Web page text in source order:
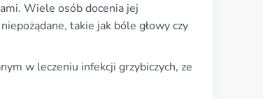
Wiele osób docenia jej
takie jak bóle głowy czy
w leczeniu infekcji grzybiczych, ze